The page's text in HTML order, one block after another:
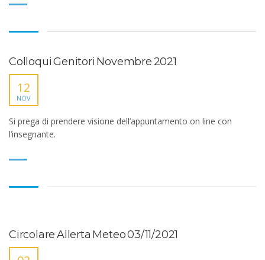
Colloqui Genitori Novembre 2021
12
NOV
Si prega di prendere visione dell’appuntamento on line con
l’insegnante.
Circolare Allerta Meteo 03/11/2021